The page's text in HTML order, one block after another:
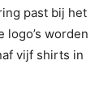
past bij het
worden
vijf shirts in